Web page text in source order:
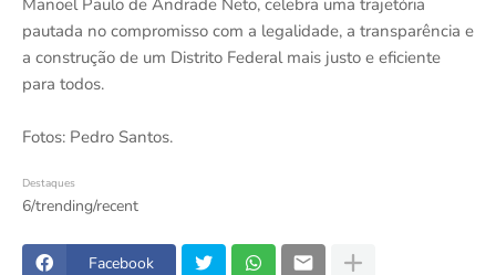
Manoel Paulo de Andrade Neto, celebra uma trajetória
pautada no compromisso com a legalidade, a transparência e
a construção de um Distrito Federal mais justo e eficiente
para todos.
Fotos: Pedro Santos.
Destaques
6/trending/recent
Facebook